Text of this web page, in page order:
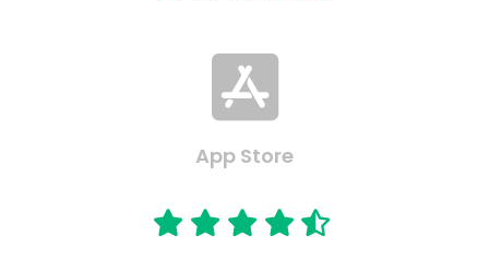

App Store
